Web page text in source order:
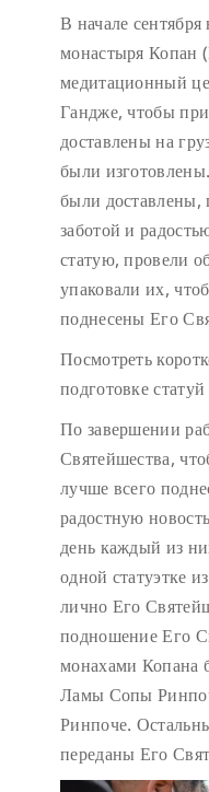
В начале сентября
монастыря Копан
медитационный
Гандже, чтобы
доставлены на
были
были доставлены,
заботой и
статую, провели
упаковали их,
поднесены Его
Посмотреть
подготовке
По завершении
Святейшества,
лучше всего
радостную
день каждый из
одной статуэтке
лично Его
подношение Его
монахами Копана
Ламы Сопы
Ринпоче.
переданы Его